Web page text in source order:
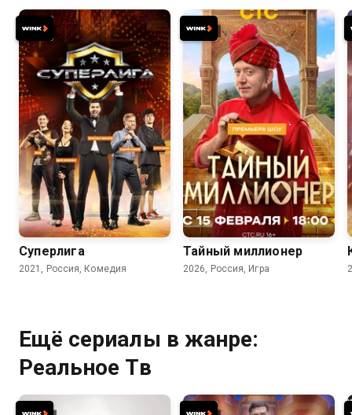
5.1
Суперлига
2021, Россия, Комедия
7.9
Тайный миллионер
2026, Россия, Игра
Ещё сериалы в жанре:
Реальное Тв